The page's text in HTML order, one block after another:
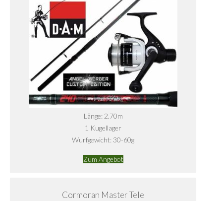
Länge: 2.70m
1 Kugellager
Wurfgewicht: 30-60g
Zum Angebot
Cormoran Master Tele